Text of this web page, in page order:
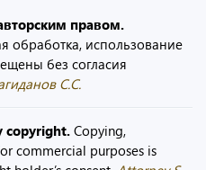
правом.
обработка, использование
без согласия
С.С.
copyright. Copying,
commercial purposes is